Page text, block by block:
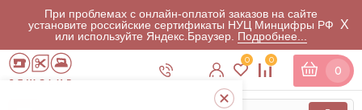
При проблемах с онлайн-оплатой заказов на сайте
установите российские сертификаты НУЦ Минцифры РФ
или используйте Яндекс.Браузер. Подробнее...
X
0 0
0